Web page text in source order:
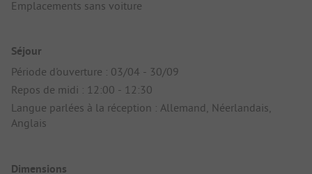
Emplacements sans voiture
Séjour
Période d'ouverture : 03/04 - 30/09
Repos de midi : 12:00 - 12:30
Langue parlées à la réception : Allemand, Néerlandais,
Anglais
Dimensions